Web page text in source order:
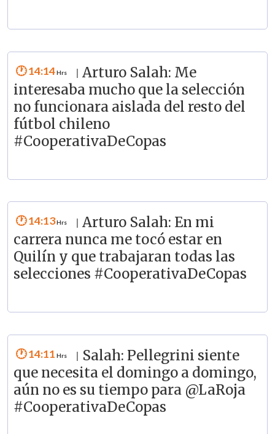
14:14
Arturo Salah: Me
interesaba mucho que la selección
no funcionara aislada del resto del
fútbol chileno
#CooperativaDeCopas
14:13
Arturo Salah: En mi
carrera nunca me tocó estar en
Quilín y que trabajaran todas las
selecciones #CooperativaDeCopas
14:11
Salah: Pellegrini siente
que necesita el domingo a domingo,
aún no es su tiempo para @LaRoja
#CooperativaDeCopas